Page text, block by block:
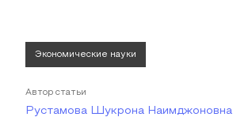
Экономические науки
Автор статьи
Рустамова Шукрона Наимджоновна